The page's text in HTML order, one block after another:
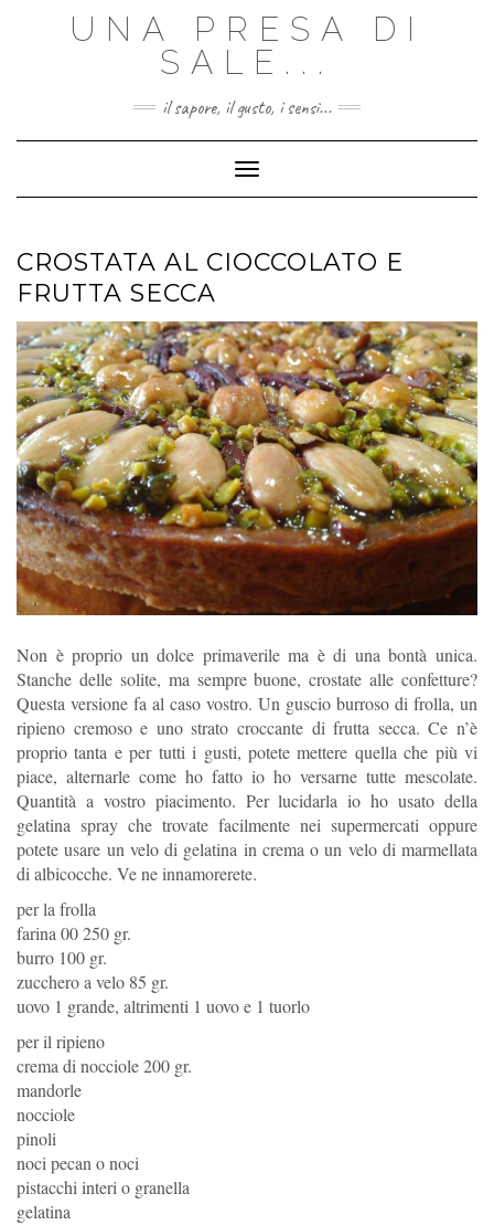
UNA PRESA DI
SALE...
il sapore, il gusto, i sensi...
Toggle Navigation
CROSTATA AL CIOCCOLATO E
FRUTTA SECCA
Non è proprio un dolce primaverile ma è di una bontà unica.
Stanche delle solite, ma sempre buone, crostate alle confetture?
Questa versione fa al caso vostro. Un guscio burroso di frolla, un
ripieno cremoso e uno strato croccante di frutta secca. Ce n’è
proprio tanta e per tutti i gusti, potete mettere quella che più vi
piace, alternarle come ho fatto io ho versarne tutte mescolate.
Quantità a vostro piacimento. Per lucidarla io ho usato della
gelatina spray che trovate facilmente nei supermercati oppure
potete usare un velo di gelatina in crema o un velo di marmellata
di albicocche. Ve ne innamorerete.
per la frolla
farina 00 250 gr.
burro 100 gr.
zucchero a velo 85 gr.
uovo 1 grande, altrimenti 1 uovo e 1 tuorlo
per il ripieno
crema di nocciole 200 gr.
mandorle
nocciole
pinoli
noci pecan o noci
pistacchi interi o granella
gelatina